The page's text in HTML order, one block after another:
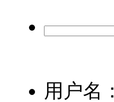
用户名：